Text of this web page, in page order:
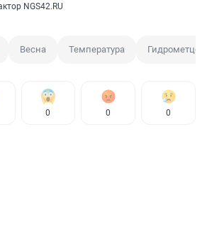
NGS42.RU
Весна Температура
0 0 0